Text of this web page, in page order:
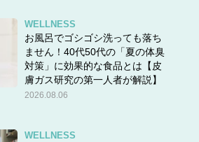
WELLNESS
お風呂でゴシゴシ洗っても落ち
ません！40代50代の「夏の体臭
対策」に効果的な食品とは【皮
膚ガス研究の第一人者が解説】
2026.08.06
WELLNESS